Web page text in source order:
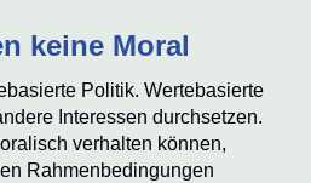
keine Moral
Politik. Wertebasierte
Interessen durchsetzen.
verhalten können,
Rahmenbedingungen